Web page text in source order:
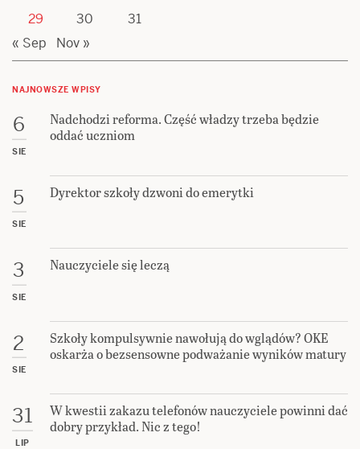
29
30
31
« Sep
Nov »
NAJNOWSZE WPISY
6
SIE
Nadchodzi reforma. Część władzy trzeba będzie
oddać uczniom
5
SIE
Dyrektor szkoły dzwoni do emerytki
3
SIE
Nauczyciele się leczą
2
SIE
Szkoły kompulsywnie nawołują do wglądów? OKE
oskarża o bezsensowne podważanie wyników matury
31
LIP
W kwestii zakazu telefonów nauczyciele powinni dać
dobry przykład. Nic z tego!